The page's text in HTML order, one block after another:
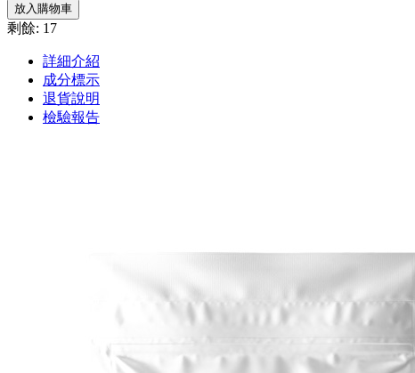
放入購物車
剩餘: 17
詳細介紹
成分標示
退貨說明
檢驗報告